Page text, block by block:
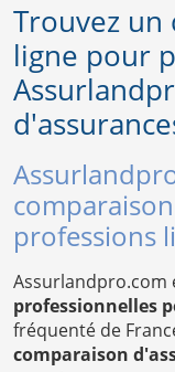
Trouvez un
ligne pour
professions
Assurlandpro.com
professionnelles
fréquenté de
comparaison